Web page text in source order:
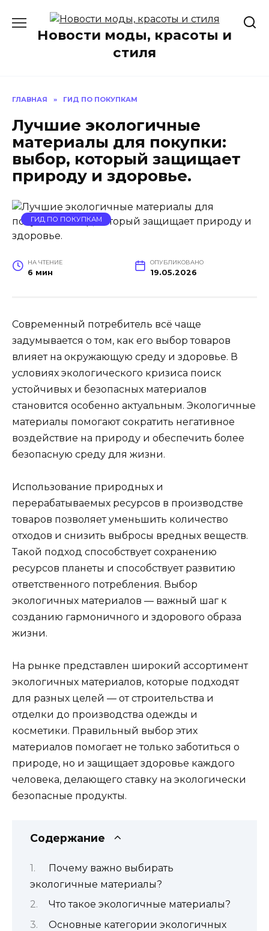
содержаниюНовости моды, красоты и
стиля
ГЛАВНАЯ » ГИД ПО ПОКУПКАМ
Лучшие экологичные
материалы для покупки:
выбор, который защищает
природу и здоровье.
ГИД ПО ПОКУПКАМ
НА ЧТЕНИЕ
6 мин
ОПУБЛИКОВАНО
19.05.2026
Современный потребитель всё чаще
задумывается о том, как его выбор товаров
влияет на окружающую среду и здоровье. В
условиях экологического кризиса поиск
устойчивых и безопасных материалов
становится особенно актуальным. Экологичные
материалы помогают сократить негативное
воздействие на природу и обеспечить более
безопасную среду для жизни.
Использование природных и
перерабатываемых ресурсов в производстве
товаров позволяет уменьшить количество
отходов и снизить выбросы вредных веществ.
Такой подход способствует сохранению
ресурсов планеты и способствует развитию
ответственного потребления. Выбор
экологичных материалов — важный шаг к
созданию гармоничного и здорового образа
жизни.
На рынке представлен широкий ассортимент
экологичных материалов, которые подходят
для разных целей — от строительства и
отделки до производства одежды и
косметики. Правильный выбор этих
материалов помогает не только заботиться о
природе, но и защищает здоровье каждого
человека, делающего ставку на экологически
безопасные продукты.
Содержание
Почему важно выбирать
экологичные материалы?
Что такое экологичные материалы?
Основные категории экологичных